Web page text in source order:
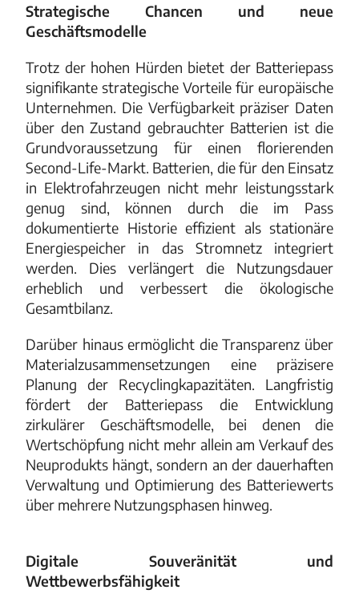
Strategische Chancen und neue
Geschäftsmodelle
Trotz der hohen Hürden bietet der Batteriepass
signifikante strategische Vorteile für europäische
Unternehmen. Die Verfügbarkeit präziser Daten
über den Zustand gebrauchter Batterien ist die
Grundvoraussetzung für einen florierenden
Second-Life-Markt. Batterien, die für den Einsatz
in Elektrofahrzeugen nicht mehr leistungsstark
genug sind, können durch die im Pass
dokumentierte Historie effizient als stationäre
Energiespeicher in das Stromnetz integriert
werden. Dies verlängert die Nutzungsdauer
erheblich und verbessert die ökologische
Gesamtbilanz.
Darüber hinaus ermöglicht die Transparenz über
Materialzusammensetzungen eine präzisere
Planung der Recyclingkapazitäten. Langfristig
fördert der Batteriepass die Entwicklung
zirkulärer Geschäftsmodelle, bei denen die
Wertschöpfung nicht mehr allein am Verkauf des
Neuprodukts hängt, sondern an der dauerhaften
Verwaltung und Optimierung des Batteriewerts
über mehrere Nutzungsphasen hinweg.
Digitale Souveränität und
Wettbewerbsfähigkeit